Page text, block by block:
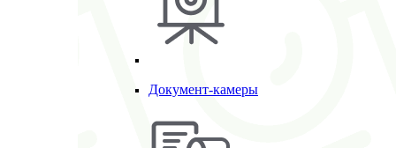
Документ-камеры